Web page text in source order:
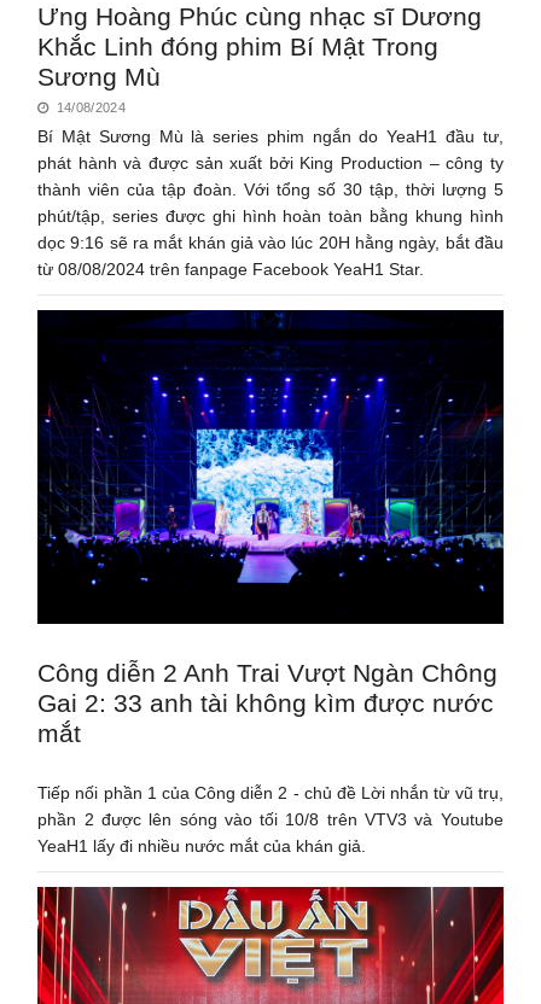
Ưng Hoàng Phúc cùng nhạc sĩ Dương
Khắc Linh đóng phim Bí Mật Trong
Sương Mù
14/08/2024
Bí Mật Sương Mù là series phim ngắn do YeaH1 đầu tư,
phát hành và được sản xuất bởi King Production – công ty
thành viên của tập đoàn. Với tổng số 30 tập, thời lượng 5
phút/tập, series được ghi hình hoàn toàn bằng khung hình
dọc 9:16 sẽ ra mắt khán giả vào lúc 20H hằng ngày, bắt đầu
từ 08/08/2024 trên fanpage Facebook YeaH1 Star.
Công diễn 2 Anh Trai Vượt Ngàn Chông
Gai 2: 33 anh tài không kìm được nước
mắt
Tiếp nối phần 1 của Công diễn 2 - chủ đề Lời nhắn từ vũ trụ,
phần 2 được lên sóng vào tối 10/8 trên VTV3 và Youtube
YeaH1 lấy đi nhiều nước mắt của khán giả.